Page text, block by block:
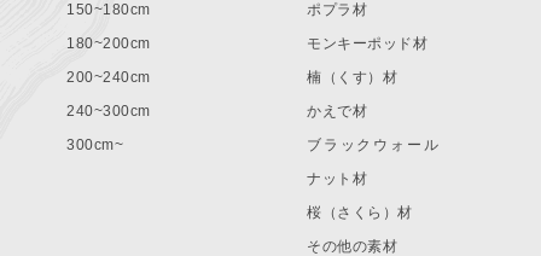
150~180cm
180~200cm
200~240cm
240~300cm
300cm~
ポプラ材
モンキーポッド材
楠（くす）材
かえで材
ブラックウォール
ナット材
桜（さくら）材
その他の素材